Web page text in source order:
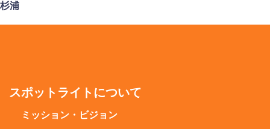
杉浦
スポットライトについて
ミッション・ビジョン